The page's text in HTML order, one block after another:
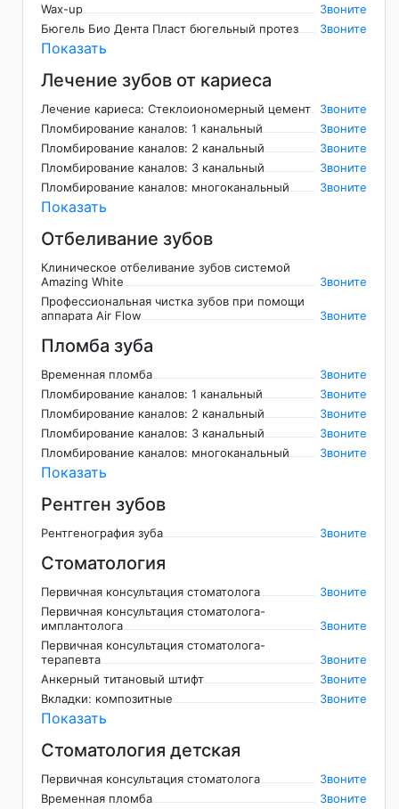
Wax-up
Звоните
Бюгель Био Дента Пласт бюгельный протез
Звоните
Показать
Лечение зубов от кариеса
Лечение кариеса: Стеклоиономерный цемент
Звоните
Пломбирование каналов: 1 канальный
Звоните
Пломбирование каналов: 2 канальный
Звоните
Пломбирование каналов: 3 канальный
Звоните
Пломбирование каналов: многоканальный
Звоните
Показать
Отбеливание зубов
Клиническое отбеливание зубов системой
Amazing White
Звоните
Профессиональная чистка зубов при помощи
аппарата Air Flow
Звоните
Пломба зуба
Временная пломба
Звоните
Пломбирование каналов: 1 канальный
Звоните
Пломбирование каналов: 2 канальный
Звоните
Пломбирование каналов: 3 канальный
Звоните
Пломбирование каналов: многоканальный
Звоните
Показать
Рентген зубов
Рентгенография зуба Звоните
Стоматология
Первичная консультация стоматолога
Звоните
Первичная консультация стоматолога-
имплантолога
Звоните
Первичная консультация стоматолога-
терапевта
Звоните
Анкерный титановый штифт
Звоните
Вкладки: композитные
Звоните
Показать
Стоматология детская
Первичная консультация стоматолога
Звоните
Временная пломба
Звоните